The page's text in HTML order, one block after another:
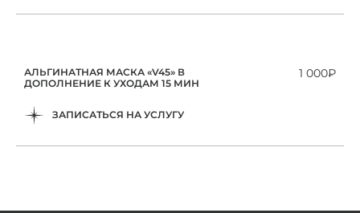
ЗАПИСАТЬСЯ НА УСЛУГУ
АЛЬГИНАТНАЯ МАСКА «V45» В
ДОПОЛНЕНИЕ К УХОДАМ 15 МИН
1 000₽